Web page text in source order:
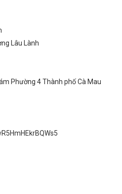
Lâu Lành
Phường 4 Thành phố Cà Mau